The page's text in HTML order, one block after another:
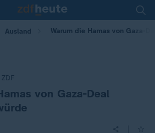
Ausland Warum die Hamas von Gaza-
von Gaza-Deal